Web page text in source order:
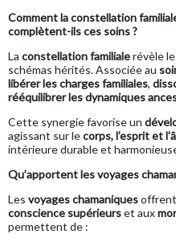
Comment la constellation
complètent-ils ces soins ?
La constellation familialerévèle
schémas hérités. Associée au
libérer les charges familiales,
rééquilibrer les dynamiques
Cette synergie favorise un
agissant sur lecorps, l’esprit et
intérieure durable et
Qu’apportent les voyages
Les voyages chamaniquesoffrent
conscience supérieurset aux
permettent de :